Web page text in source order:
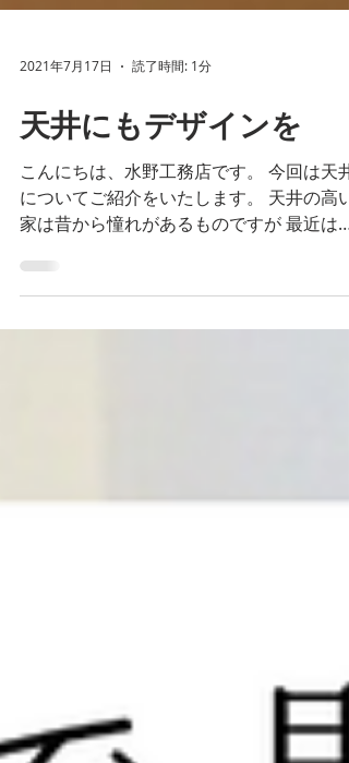
2021年7月17日 読了時間: 1分
天井にもデザインを
こんにちは、水野工務店です。 今回は天井
家は昔から憧れがあるものですが 最近は天
井にもデザイン性を持たせる住宅が増えま
た。 おしゃれに梁を見せてみたり、天窓か